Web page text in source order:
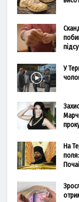
У
На